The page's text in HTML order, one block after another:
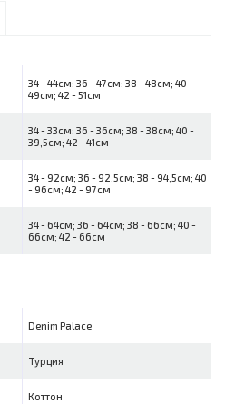
34 - 44см; 36 - 47см; 38 - 48см; 40 -
49см; 42 - 51см
34 - 33см; 36 - 36см; 38 - 38см; 40 -
39,5см; 42 - 41см
34 - 92см; 36 - 92,5см; 38 - 94,5см; 40
- 96см; 42 - 97см
34 - 64см; 36 - 64см; 38 - 66см; 40 -
66см; 42 - 66см
Denim Palace
Турция
Коттон